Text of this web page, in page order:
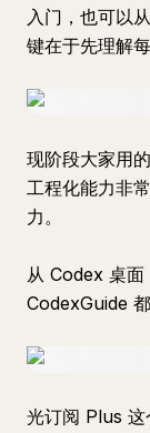
入门，也可以
键在于先理解
现阶段大家用
工程化能力非
力。
从 Codex 桌面
CodexGuide
光订阅 Plus 这